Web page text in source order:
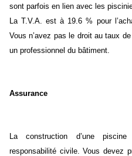
sont parfois en lien avec les
La T.V.A. est à 19.6 % pour
Vous n’avez pas le droit au taux
un professionnel du bâtiment.
Assurance
La construction d’une
responsabilité civile. Vous devez